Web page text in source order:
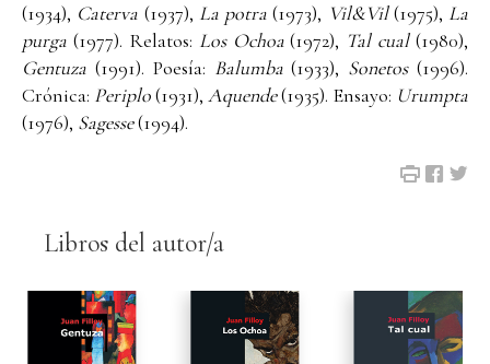
(1934), Caterva (1937), La potra (1973), Vil&Vil(1975), La
purga (1977). Relatos: Los Ochoa(1972), Tal cual(1980),
Gentuza (1991). Poesía: Balumba(1933), Sonetos(1996).
Crónica: Periplo(1931), Aquende(1935). Ensayo: Urumpta
(1976), Sagesse(1994).
Libros del autor/a